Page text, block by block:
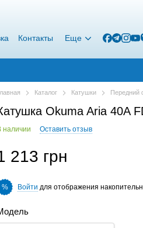
Контакты Еще
Каталог Катушки Передний
Okuma Aria 40A
наличии Оставить отзыв
213 грн
% Войти для отображения